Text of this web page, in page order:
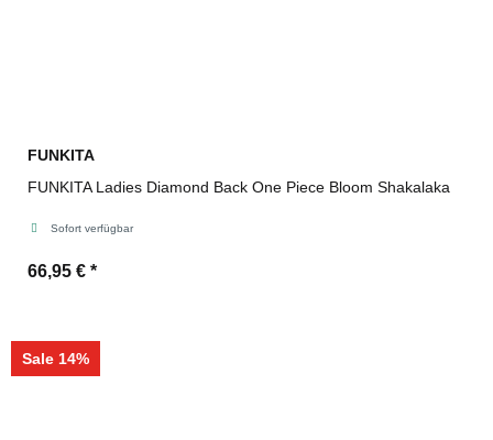
FUNKITA
FUNKITA Ladies Diamond Back One Piece Bloom Shakalaka
Sofort verfügbar
66,95 € *
Sale 14%